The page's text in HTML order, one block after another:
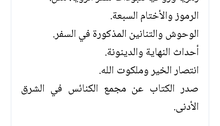
الرموز والأختام السبعة.
الوحوش والتنانين المذكورة في السفر.
أحداث النهاية والدينونة.
انتصار الخير وملكوت الله.
صدر الكتاب عن مجمع الكنائس في الشرق
الأدنى.